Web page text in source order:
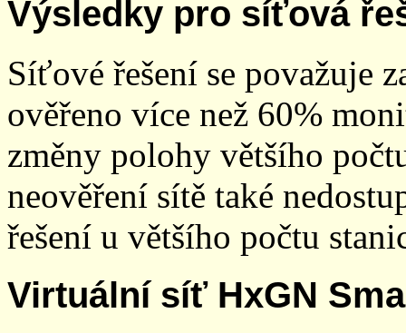
Výsledky pro síťová
Síťové řešení se považuje
ověřeno více než 60%
změny polohy většího
neověření sítě také
řešení u většího počtu
Virtuální síť HxGN